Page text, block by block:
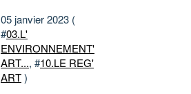
05 janvier 2023 (
#03.L'
ENVIRONNEMENT'
ART..., #10.LE REG'
ART)